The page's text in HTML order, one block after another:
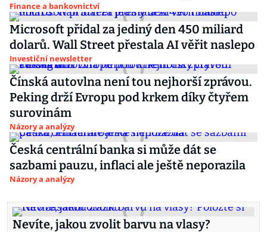
Finance a bankovnictví
Microsoft přidal za jediný den 450 miliard
dolarů. Wall Street přestala AI věřit naslepo
Investiční newsletter
Čínská autovlna není tou nejhorší zprávou.
Peking drží Evropu pod krkem díky čtyřem
surovinám
Názory a analýzy
Česká centrální banka si může dát se
sazbami pauzu, inflaci ale ještě neporazila
Názory a analýzy
Nevíte, jakou zvolit barvu na vlasy?